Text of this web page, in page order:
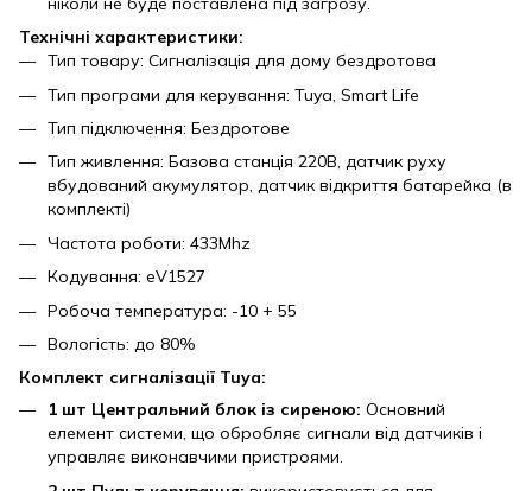
Технічні характеристики:
Тип товару: Сигналізація для дому бездротова
Тип програми для керування: Tuya, Smart Life
Тип підключення: Бездротове
Тип живлення: Базова станція 220В, датчик руху
вбудований акумулятор, датчик відкриття батарейка (в
комплекті)
Частота роботи: 433Mhz
Кодування: eV1527
Робоча температура: -10 + 55
Вологість: до 80%
Комплект сигналізації Tuya:
1 шт Центральний блок із сиреною: Основний
елемент системи, що обробляє сигнали від датчиків і
управляє виконавчими пристроями.